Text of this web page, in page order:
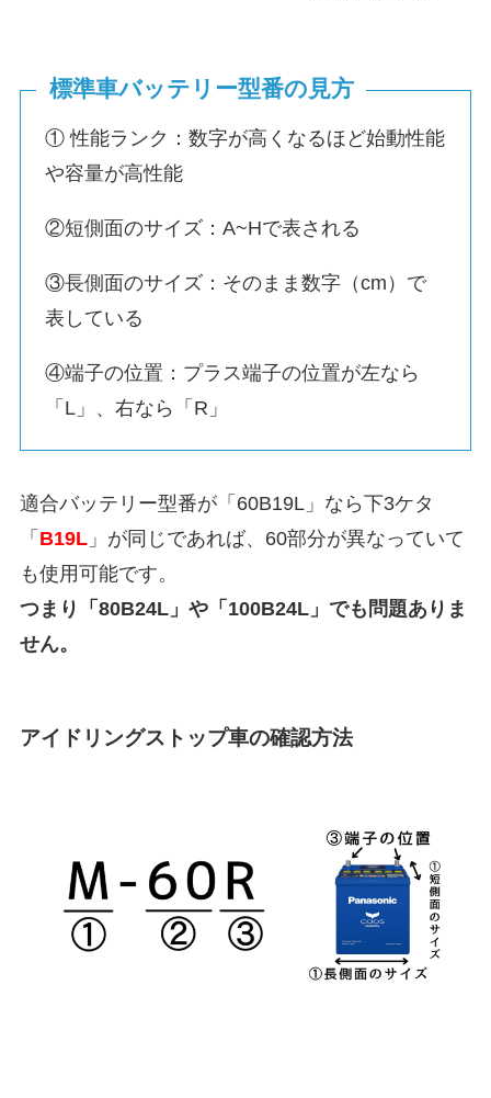
標準車バッテリー型番の見方
① 性能ランク：数字が高くなるほど始動性能
や容量が高性能
②短側面のサイズ：A~Hで表される
③長側面のサイズ：そのまま数字（cm）で
表している
④端子の位置：プラス端子の位置が左なら
「L」、右なら「R」
適合バッテリー型番が「60B19L」なら下3ケタ
「 B19L」が同じであれば、60部分が異なっていて
も使用可能です。
つまり「80B24L」や「100B24L」でも問題ありま
せん。
アイドリングストップ車の確認方法